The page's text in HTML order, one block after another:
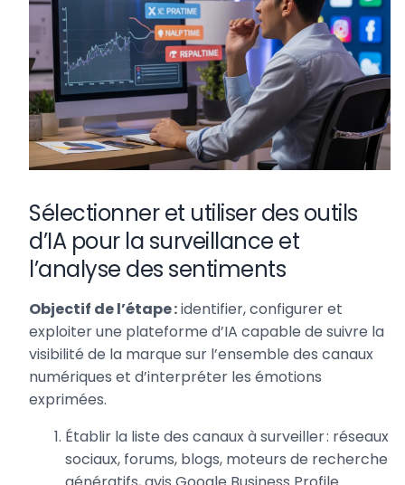
Sélectionner et utiliser des outils
d’IA pour la surveillance et
l’analyse des sentiments
Objectif de l’étape :identifier, configurer et
exploiter une plateforme d’IA capable de suivre la
visibilité de la marque sur l’ensemble des canaux
numériques et d’interpréter les émotions
exprimées.
Établir la liste des canaux à surveiller : réseaux
sociaux, forums, blogs, moteurs de recherche